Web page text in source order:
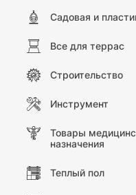
Садовая и
Все для террас
Строительство
Инструмент
Товары
назначения
Теплый пол